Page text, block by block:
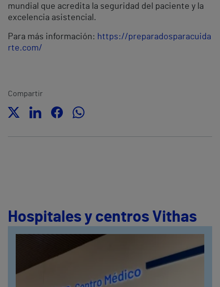
mundial que acredita la seguridad del paciente y la
excelencia asistencial.
Para más información: https://preparadosparacuida
rte.com/
Compartir
Hospitales y centros Vithas